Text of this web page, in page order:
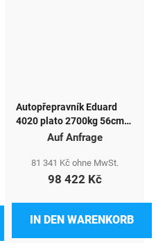
Autopřepravník Eduard
4020 plato 2700kg 56cm
10" kola nájezdy
Auf Anfrage
81 341 Kč ohne MwSt.
98 422 Kč
IN DEN WARENKORB